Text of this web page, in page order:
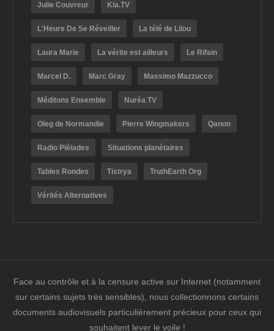
Julie Couvreur Kla.TV
L'Heure De Se Réveiller La télé de Lilou
Laura Marie La vérite est ailleurs Le Rifain
Marcel D. Marc Gray Massimo Mazzucco
Méditons Ensemble Nuréa TV
Oleg de Normandie Pierre Wingmakers Qanon
Radio Pléiades Situations planétaires
Tables Rondes Tistrya TruthEarth Org
Vérités Alternatives
Face au contrôle et à la censure active sur Internet (notamment
sur certains sujets très sensibles), nous collectionnons certains
documents audiovisuels particulièrement précieux pour ceux qui
souhaitent lever le voile !